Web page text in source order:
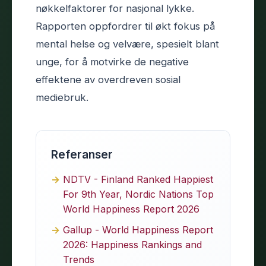
nøkkelfaktorer for nasjonal lykke.
Rapporten oppfordrer til økt fokus på
mental helse og velvære, spesielt blant
unge, for å motvirke de negative
effektene av overdreven sosial
mediebruk.
Referanser
NDTV - Finland Ranked Happiest
For 9th Year, Nordic Nations Top
World Happiness Report 2026
Gallup - World Happiness Report
2026: Happiness Rankings and
Trends